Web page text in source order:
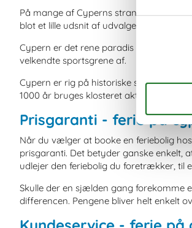
På mange af Cyperns strande finder I
blot et lille udsnit af udvalget.
Cypern er det rene paradis for
velkendte sportsgrene af.
Cypern er rig på historiske
1000 år bruges klosteret aktivt og huser
Prisgaranti - ferie på
Når du vælger at booke en feriebolig
prisgaranti. Det betyder ganske enkelt,
udlejer den feriebolig du foretrækker, til
Skulle der en sjælden gang forekomme
differencen. Pengene bliver helt enkelt